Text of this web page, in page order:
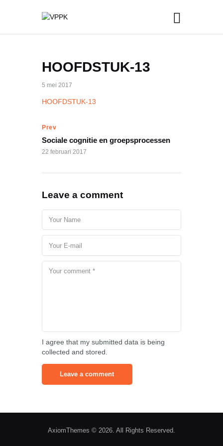
HOOFDSTUK-13
5 mei 2017
HOOFDSTUK-13
Prev
Sociale cognitie en groepsprocessen
22 februari 2017
Leave a comment
I agree that my submitted data is being
collected and stored.
AxiomThemes © 2026. All Rights Reserved.